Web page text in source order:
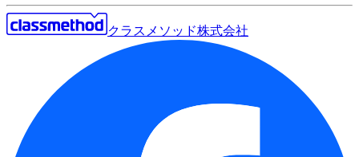
クラスメソッド株式会社